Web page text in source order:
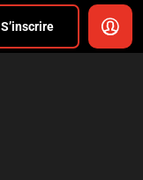
S’inscrire